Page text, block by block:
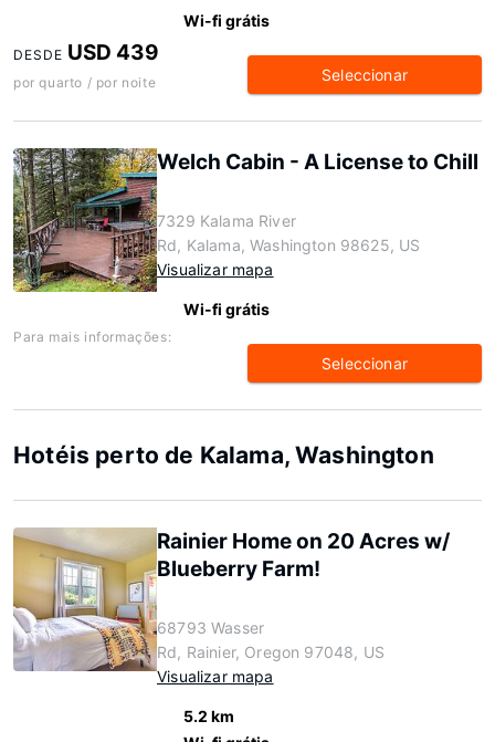
Wi-fi grátis
DESDE USD 439
por quarto / por noite Seleccionar
Welch Cabin - A License to Chill
7329 Kalama River
Rd, Kalama, Washington 98625, US
Visualizar mapa
Wi-fi grátis
Para mais informações:
Seleccionar
Hotéis perto de Kalama, Washington
Rainier Home on 20 Acres w/
Blueberry Farm!
68793 Wasser
Rd, Rainier, Oregon 97048, US
Visualizar mapa
5.2 km